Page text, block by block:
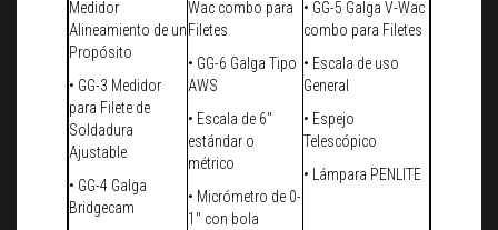
Medidor
Alineamiento de un
Propósito
• GG-3 Medidor
para Filete de
Soldadura
Ajustable
• GG-4 Galga
Bridgecam
Wac combo para
Filetes
• GG-6 Galga Tipo
AWS
• Escala de 6"
estándar o
métrico
• Micrómetro de 0-
1" con bola
• GG-5 Galga V-Wac
combo para Filetes
• Escala de uso
General
• Espejo
Telescópico
• Lámpara PENLITE